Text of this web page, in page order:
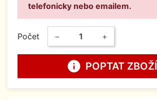
telefonicky nebo emailem.
Počet − +
info POPTAT ZBOŽÍ